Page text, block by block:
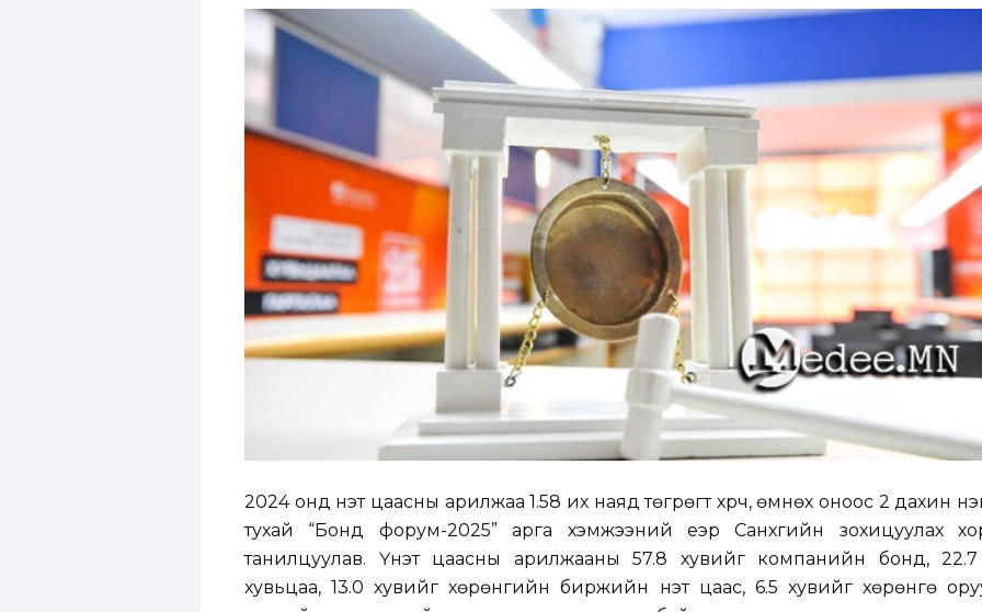
2024 онд үнэт цаасны арилжаа 1.58 их наяд төгрөгт хүрч, өмнөх оноос 2 дахин
тухай “Бонд форум-2025” арга хэмжээний үеэр Санхүүгийн зохицуулах
танилцуулав. Үнэт цаасны арилжааны 57.8 хувийг компанийн бонд,
хувьцаа, 13.0 хувийг хөрөнгийн биржийн үнэт цаас, 6.5 хувийг хөрөнгө